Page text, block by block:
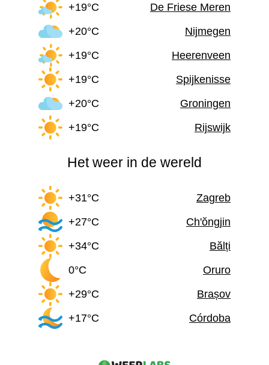
+19°C
De Friese Meren
+20°C
Nijmegen
+19°C
Heerenveen
+19°C
Spijkenisse
+20°C
Groningen
+19°C
Rijswijk
Het weer in de wereld
+31°C
Zagreb
+27°C
Ch'ŏngjin
+34°C
Bălți
0°C
Oruro
+29°C
Brașov
+17°C
Córdoba